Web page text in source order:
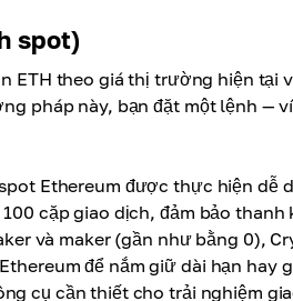
spot)
ETH theo giá thị trường hiện
pháp này, bạn đặt một lệnh —
Ethereum được thực hiện dễ
cặp giao dịch, đảm bảo
và maker (gần như bằng 0),
để nắm giữ dài hạn
cụ cần thiết cho trải nghiệm